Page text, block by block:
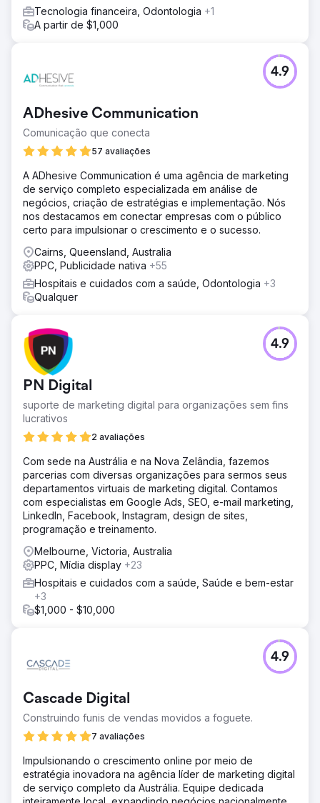
Tecnologia financeira, Odontologia +1
A partir de $1,000
ADhesive Communication
Comunicação que conecta
57 avaliações
4.9
A ADhesive Communication é uma agência de marketing
de serviço completo especializada em análise de
negócios, criação de estratégias e implementação. Nós
nos destacamos em conectar empresas com o público
certo para impulsionar o crescimento e o sucesso.
Cairns, Queensland, Australia
PPC, Publicidade nativa +55
Hospitais e cuidados com a saúde, Odontologia +3
Qualquer
PN Digital
suporte de marketing digital para organizações sem fins
lucrativos
2 avaliações
4.9
Com sede na Austrália e na Nova Zelândia, fazemos
parcerias com diversas organizações para sermos seus
departamentos virtuais de marketing digital. Contamos
com especialistas em Google Ads, SEO, e-mail marketing,
LinkedIn, Facebook, Instagram, design de sites,
programação e treinamento.
Melbourne, Victoria, Australia
PPC, Mídia display +23
Hospitais e cuidados com a saúde, Saúde e bem-estar
+3
$1,000 - $10,000
Cascade Digital
Construindo funis de vendas movidos a foguete.
7 avaliações
4.9
Impulsionando o crescimento online por meio de
estratégia inovadora na agência líder de marketing digital
de serviço completo da Austrália. Equipe dedicada